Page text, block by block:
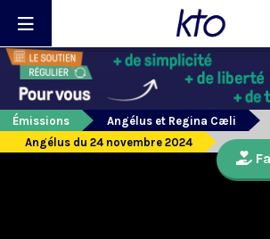
Émissions
Angélus et Regina Cæli
Angélus du 24 novembre 2024